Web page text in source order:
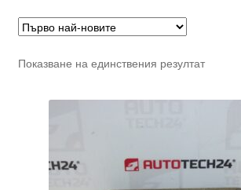
Показване на единствения резултат